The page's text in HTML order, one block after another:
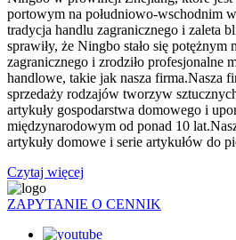
portowym na południowo-wschodnim
tradycja handlu zagranicznego i zaleta
sprawiły, że Ningbo stało się potężnym
zagranicznego i zrodziło profesjonalne
handlowe, takie jak nasza firma.Nasza
sprzedaży rodzajów tworzyw
artykuły gospodarstwa domowego i
międzynarodowym od ponad 10
artykuły domowe i serie artykułów do
Czytaj więcej
ZAPYTANIE O CENNIK